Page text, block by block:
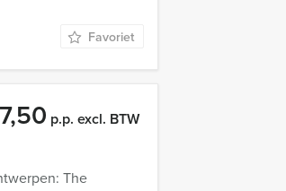
Favoriet
p.p. excl. BTW
The